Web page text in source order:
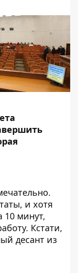
и хотя
10 минут,
Кстати,
десант из